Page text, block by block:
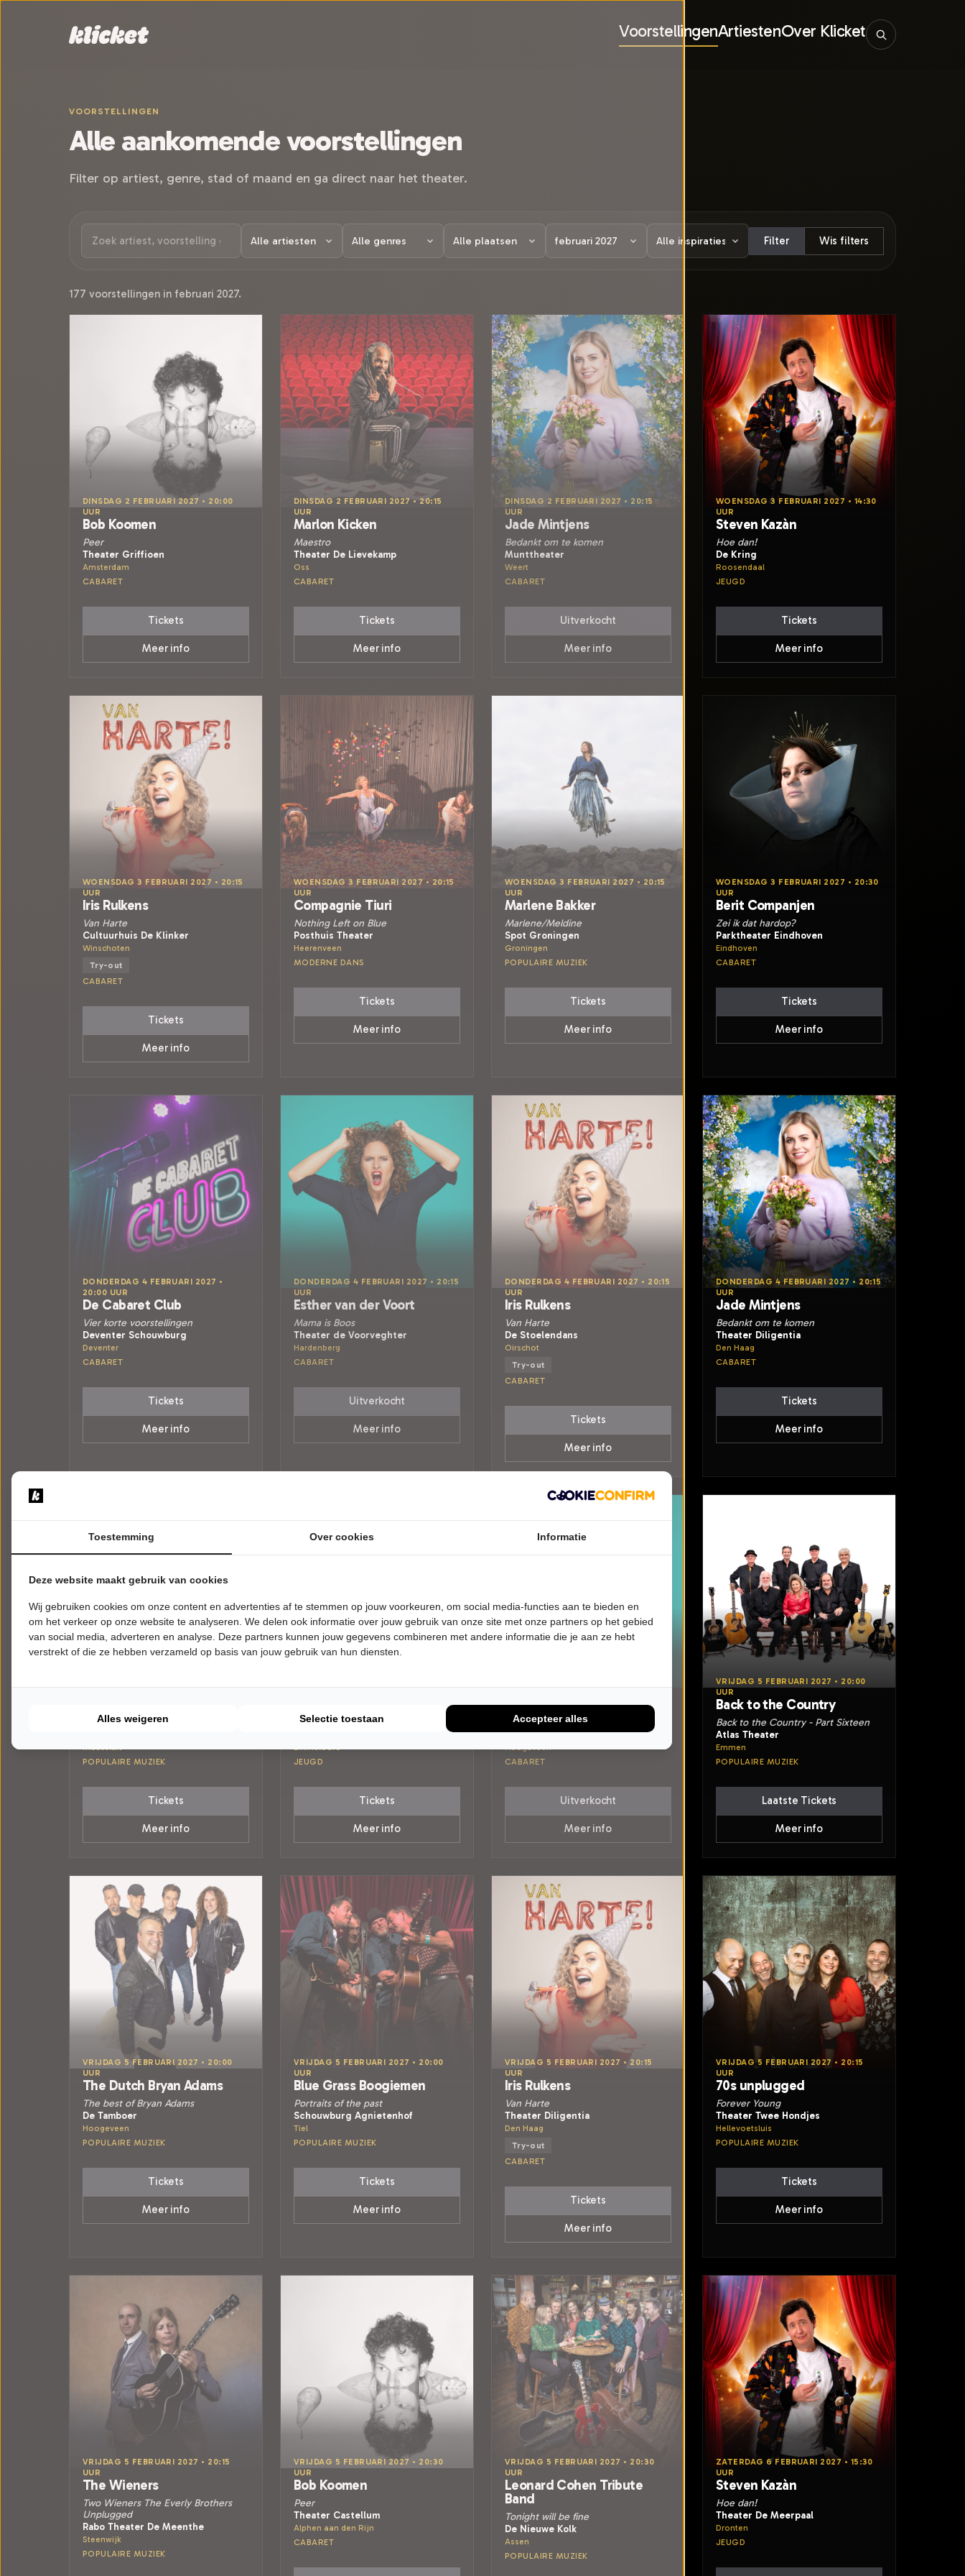
VoorstellingenArtiestenOver Klicket
VOORSTELLINGEN
Alle aankomende voorstellingen
Filter op artiest, genre, stad of maand en ga direct naar het theater.
Filter Wis filters
177 voorstellingen in februari 2027.
DINSDAG 2 FEBRUARI 2027 • 20:00
UUR
Bob Koomen
Peer
Theater Griffioen
Amsterdam
CABARET
Tickets
Meer info
DINSDAG 2 FEBRUARI 2027 • 20:15
UUR
Marlon Kicken
Maestro
Theater De Lievekamp
Oss
CABARET
Tickets
Meer info
DINSDAG 2 FEBRUARI 2027 • 20:15
UUR
Jade Mintjens
Bedankt om te komen
Munttheater
Weert
CABARET
Uitverkocht
Meer info
WOENSDAG 3 FEBRUARI 2027 • 14:30
UUR
Steven Kazàn
Hoe dan!
De Kring
Roosendaal
JEUGD
Tickets
Meer info
WOENSDAG 3 FEBRUARI 2027 • 20:15
UUR
Iris Rulkens
Van Harte
Cultuurhuis De Klinker
Winschoten
Try-out
CABARET
Tickets
Meer info
WOENSDAG 3 FEBRUARI 2027 • 20:15
UUR
Compagnie Tiuri
Nothing Left on Blue
Posthuis Theater
Heerenveen
MODERNE DANS
Tickets
Meer info
WOENSDAG 3 FEBRUARI 2027 • 20:15
UUR
Marlene Bakker
Marlene/Meldine
Spot Groningen
Groningen
POPULAIRE MUZIEK
Tickets
Meer info
WOENSDAG 3 FEBRUARI 2027 • 20:30
UUR
Berit Companjen
Zei ik dat hardop?
Parktheater Eindhoven
Eindhoven
CABARET
Tickets
Meer info
DONDERDAG 4 FEBRUARI 2027 •
20:00 UUR
De Cabaret Club
Vier korte voorstellingen
Deventer Schouwburg
Deventer
CABARET
Tickets
Meer info
DONDERDAG 4 FEBRUARI 2027 • 20:15
UUR
Esther van der Voort
Mama is Boos
Theater de Voorveghter
Hardenberg
CABARET
Uitverkocht
Meer info
DONDERDAG 4 FEBRUARI 2027 • 20:15
UUR
Iris Rulkens
Van Harte
De Stoelendans
Oirschot
Try-out
CABARET
Tickets
Meer info
DONDERDAG 4 FEBRUARI 2027 • 20:15
UUR
Jade Mintjens
Bedankt om te komen
Theater Diligentia
Den Haag
CABARET
Tickets
Meer info
Rumours, 50th Anniversary
Maassluis
POPULAIRE MUZIEK
Tickets
Meer info
Hoe dan!
Emmeloord
JEUGD
Tickets
Meer info
Esther van der Voort
Mama is Boos
De Tamboer
Hoogeveen
CABARET
Uitverkocht
Meer info
VRIJDAG 5 FEBRUARI 2027 • 20:00
UUR
Back to the Country
Back to the Country - Part Sixteen
Atlas Theater
Emmen
POPULAIRE MUZIEK
Laatste Tickets
Meer info
VRIJDAG 5 FEBRUARI 2027 • 20:00
UUR
The Dutch Bryan Adams
The best of Bryan Adams
De Tamboer
Hoogeveen
POPULAIRE MUZIEK
Tickets
Meer info
VRIJDAG 5 FEBRUARI 2027 • 20:00
UUR
Blue Grass Boogiemen
Portraits of the past
Schouwburg Agnietenhof
Tiel
POPULAIRE MUZIEK
Tickets
Meer info
VRIJDAG 5 FEBRUARI 2027 • 20:15
UUR
Iris Rulkens
Van Harte
Theater Diligentia
Den Haag
Try-out
CABARET
Tickets
Meer info
VRIJDAG 5 FEBRUARI 2027 • 20:15
UUR
70s unplugged
Forever Young
Theater Twee Hondjes
Hellevoetsluis
POPULAIRE MUZIEK
Tickets
Meer info
VRIJDAG 5 FEBRUARI 2027 • 20:15
UUR
The Wieners
Two Wieners The Everly Brothers
Unplugged
Rabo Theater De Meenthe
Steenwijk
POPULAIRE MUZIEK
VRIJDAG 5 FEBRUARI 2027 • 20:30
UUR
Bob Koomen
Peer
Theater Castellum
Alphen aan den Rijn
CABARET
VRIJDAG 5 FEBRUARI 2027 • 20:30
UUR
Leonard Cohen Tribute
Band
Tonight will be fine
De Nieuwe Kolk
Assen
POPULAIRE MUZIEK
ZATERDAG 6 FEBRUARI 2027 • 15:30
UUR
Steven Kazàn
Hoe dan!
Theater De Meerpaal
Dronten
JEUGD
Toestemming Over cookies Informatie
Deze website maakt gebruik van cookies
Wij gebruiken cookies om onze content en advertenties af te stemmen op jouw voorkeuren, om social media-functies aan te bieden en
om het verkeer op onze website te analyseren. We delen ook informatie over jouw gebruik van onze site met onze partners op het gebied
van social media, adverteren en analyse. Deze partners kunnen jouw gegevens combineren met andere informatie die je aan ze hebt
verstrekt of die ze hebben verzameld op basis van jouw gebruik van hun diensten.
Alles weigeren Selectie toestaan Accepteer alles